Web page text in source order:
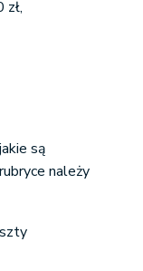
są
należy